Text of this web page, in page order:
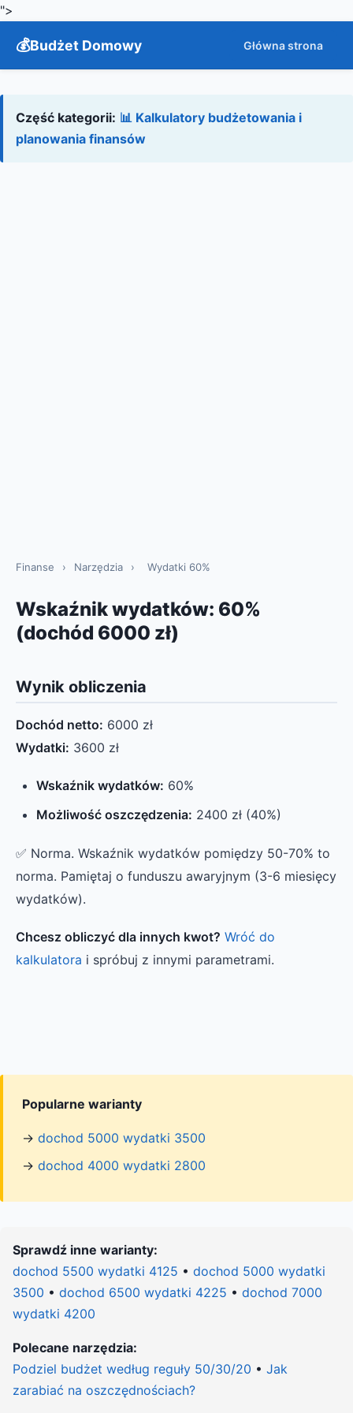
">
Budżet Domowy Główna strona
Część kategorii: 📊 Kalkulatory budżetowania i
planowania finansów
Finanse › Narzędzia › Wydatki 60%
Wskaźnik wydatków: 60%
(dochód 6000 zł)
Wynik obliczenia
Dochód netto: 6000 zł
Wydatki: 3600 zł
Wskaźnik wydatków: 60%
Możliwość oszczędzenia: 2400 zł (40%)
✅ Norma. Wskaźnik wydatków pomiędzy 50-70% to
norma. Pamiętaj o funduszu awaryjnym (3-6 miesięcy
wydatków).
Chcesz obliczyć dla innych kwot? Wróć do
kalkulatora i spróbuj z innymi parametrami.
Popularne warianty
→ dochod 5000 wydatki 3500
→ dochod 4000 wydatki 2800
Sprawdź inne warianty:
dochod 5500 wydatki 4125 • dochod 5000 wydatki
3500 • dochod 6500 wydatki 4225 • dochod 7000
wydatki 4200
Polecane narzędzia:
Podziel budżet według reguły 50/30/20 • Jak
zarabiać na oszczędnościach?